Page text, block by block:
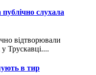
слухала
відтворювали
у Трускавці....
в тир